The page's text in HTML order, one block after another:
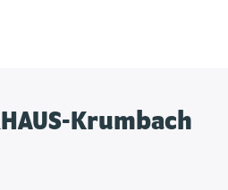
Krumbach